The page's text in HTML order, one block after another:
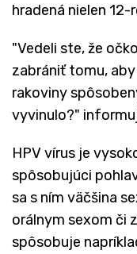
hradená nielen
"Vedeli ste, že
zabrániť tomu,
rakoviny
vyvinulo?"
HPV vírus je
spôsobujúci
sa s ním väčšina
orálnym sexom či
spôsobuje